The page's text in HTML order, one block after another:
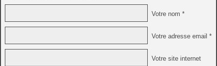
Votre nom *
Votre adresse email *
Votre site internet